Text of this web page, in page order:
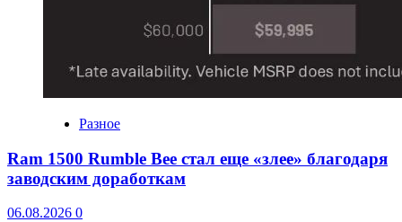
Разное
Ram 1500 Rumble Bee стал еще «злее» благодаря
заводским доработкам
06.08.2026 0